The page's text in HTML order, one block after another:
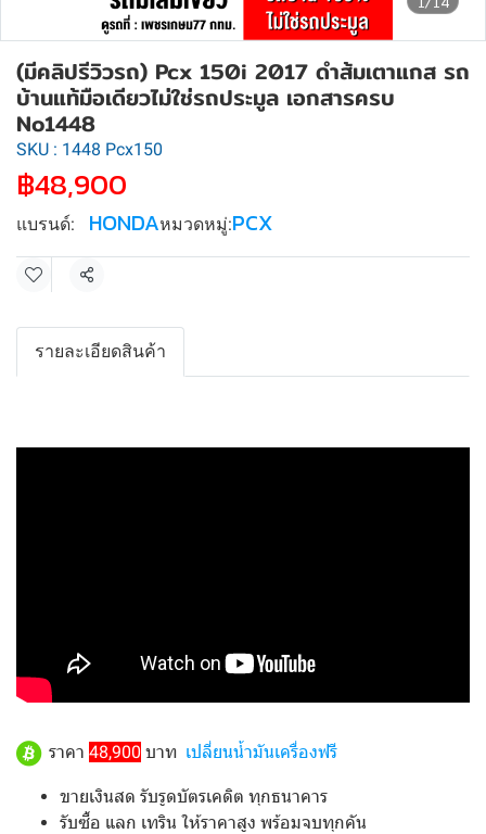
(มีคลิปรีวิวรถ) Pcx 150i 2017 ดำส้มเตาแกส รถ
บ้านแท้มือเดียวไม่ใช่รถประมูล เอกสารครบ
No1448
SKU : 1448 Pcx150
฿48,900
แบรนด์: HONDAหมวดหมู่:PCX
แชร์
รายละเอียดสินค้า
ราคา 48,900 บาท เปลี่ยนน้ำมันเครื่องฟรี
ขายเงินสด รับรูดบัตรเคดิต ทุกธนาคาร
รับซื้อ แลก เทริน ให้ราคาสูง พร้อมจบทุกคัน